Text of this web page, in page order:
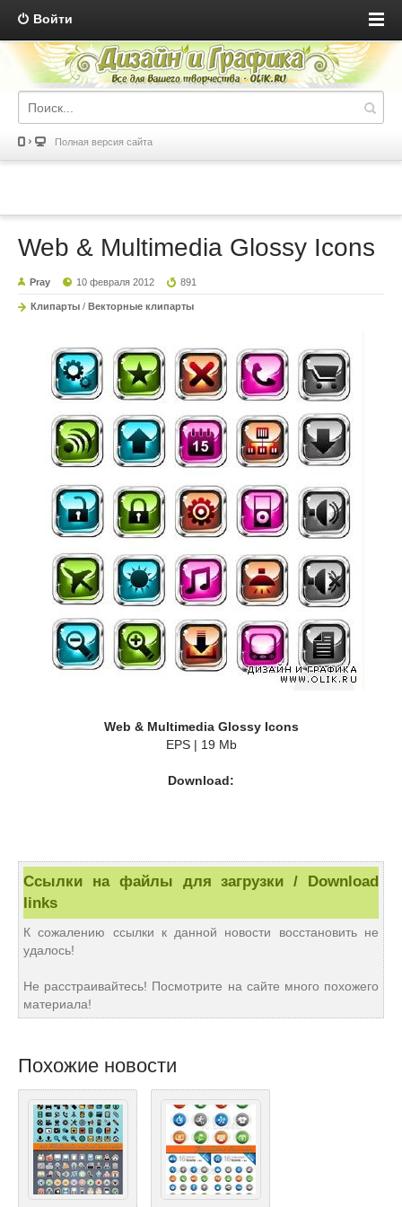
Войти
Полная версия сайта
Web & Multimedia Glossy Icons
Pray 10 февраля 2012 891
Клипарты / Векторные клипарты
Web & Multimedia Glossy Icons
EPS | 19 Mb
Download:
Ссылки на файлы для загрузки / Download
links
К сожалению ссылки к данной новости восстановить не
удалось!
Не расстраивайтесь! Посмотрите на сайте много похожего
материала!
Похожие новости